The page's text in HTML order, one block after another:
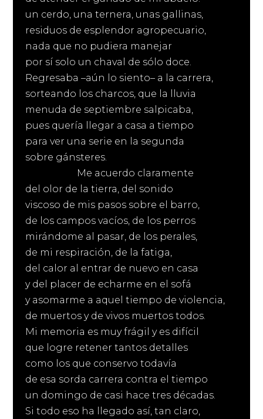
un cerdo, una ternera, unas gallinas,
residuos de esplendor agropecuario,
nada que no pudiera manejar
por sí solo un chaval de sólo doce.
Regresaba –aún lo siento– a la carrera,
sorteando los charcos, que la lluvia
menuda de septiembre salpicaba,
pues quería llegar a casa a tiempo
para ver una serie en la segunda
sobre gánsteres.
Me acuerdo claramente
del olor de la tierra, del sonido
viscoso de mis pasos sobre el barro,
de los campos vacíos, de los perros
mirándome al pasar, de los perales,
de mi respiración, de la fatiga,
del calor al entrar de nuevo en casa
y del placer de echarme en el sofá
y asomarme a aquel tiempo de violencia,
de muertos y de vivos muertos todos.
Mi memoria es muy frágil y es difícil
que logre retener tantos detalles
como los que conservo todavía
de esa sorda carrera contra el tiempo
un domingo de casi hace tres décadas.
Si todo eso ha llegado así, tan claro,